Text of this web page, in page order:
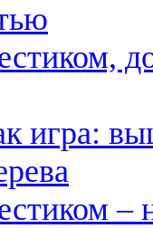
игра:
–